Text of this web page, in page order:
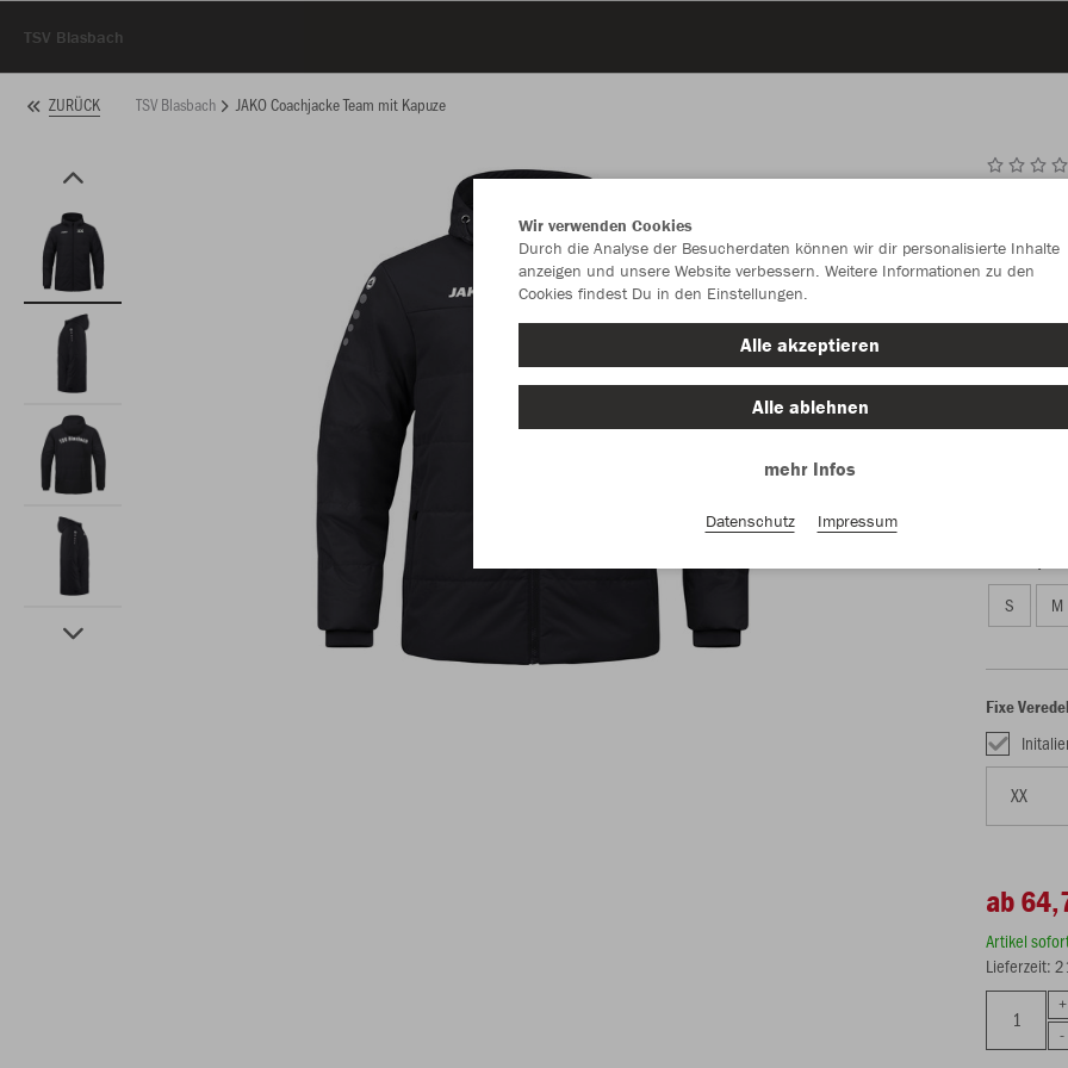
TSV Blasbach
ZURÜCK TSV Blasbach JAKO Coachjacke Team mit Kapuze
S M
Fixe
ab
Artikel
Lieferzeit:
Wir verwenden Cookies
Durch die Analyse der Besucherdaten können wir dir personalisierte Inhalte
anzeigen und unsere Website verbessern. Weitere Informationen zu den
Cookies findest Du in den Einstellungen.
Alle akzeptieren
Alle ablehnen
mehr Infos
Datenschutz Impressum